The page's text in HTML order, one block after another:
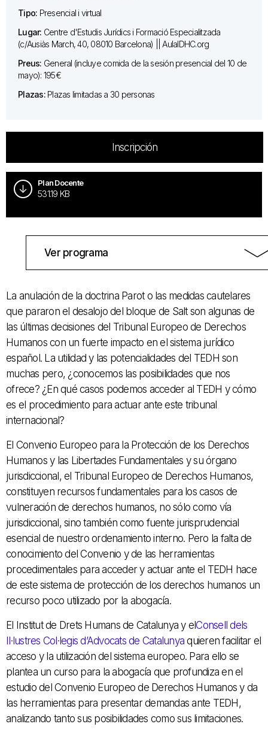
Tipo: Presencial i virtual
Lugar: Centre d'Estudis Jurídics i Formació Especialitzada
(c/Ausiàs March, 40, 08010 Barcelona) || AulaIDHC.org
Preus: General (incluye comida de la sesión presencial del 10 de
mayo): 195€
Plazas: Plazas limitadas a 30 personas
Inscripción
Plan Docente
531.19 KB
Ver programa
La anulación de la doctrina Parot o las medidas cautelares
que pararon el desalojo del bloque de Salt son algunas de
las últimas decisiones del Tribunal Europeo de Derechos
Humanos con un fuerte impacto en el sistema jurídico
español. La utilidad y las potencialidades del TEDH son
muchas pero, ¿conocemos las posibilidades que nos
ofrece? ¿En qué casos podemos acceder al TEDH y cómo
es el procedimiento para actuar ante este tribunal
internacional?
El Convenio Europeo para la Protección de los Derechos
Humanos y las Libertades Fundamentales y su órgano
jurisdiccional, el Tribunal Europeo de Derechos Humanos,
constituyen recursos fundamentales para los casos de
vulneración de derechos humanos, no sólo como vía
jurisdiccional, sino también como fuente jurisprudencial
esencial de nuestro ordenamiento interno. Pero la falta de
conocimiento del Convenio y de las herramientas
procedimentales para acceder y actuar ante el TEDH hace
de este sistema de protección de los derechos humanos un
recurso poco utilizado por la abogacía.
El Institut de Drets Humans de Catalunya y elConsell dels
Il·lustres Col·legis d’Advocats de Catalunya quieren facilitar el
acceso y la utilización del sistema europeo. Para ello se
plantea un curso para la abogacía que profundiza en el
estudio del Convenio Europeo de Derechos Humanos y da
las herramientas para presentar demandas ante TEDH,
analizando tanto sus posibilidades como sus limitaciones.